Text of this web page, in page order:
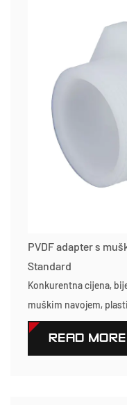
PVDF adapter s
Standard
Konkurentna cijena,
muškim navojem,
READ MORE